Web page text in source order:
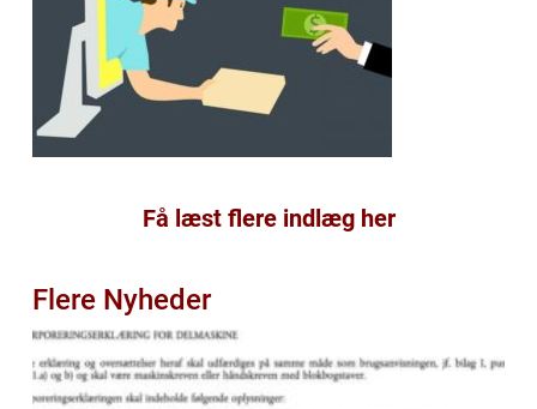
Få læst flere indlæg her
Flere Nyheder